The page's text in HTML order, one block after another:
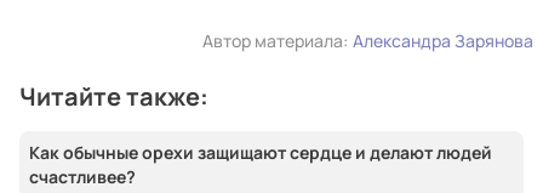
Автор материала: Александра Зарянова
Читайте также:
Как обычные орехи защищают сердце и делают людей
счастливее?